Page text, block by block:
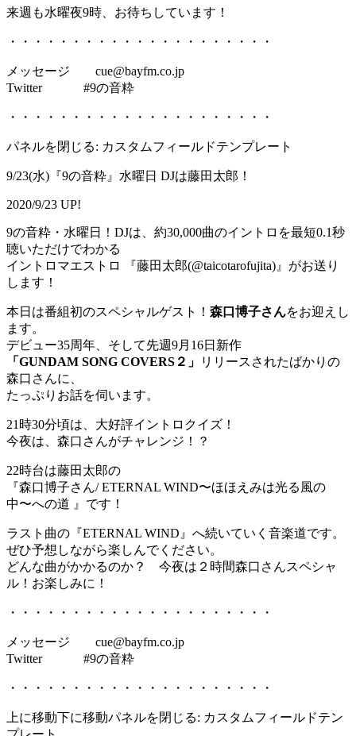
来週も水曜夜9時、お待ちしています！
・・・・・・・・・・・・・・・・・・・・・
メッセージ cue@bayfm.co.jp
Twitter #9の音粋
・・・・・・・・・・・・・・・・・・・・・
パネルを閉じる: カスタムフィールドテンプレート
9/23(水)『9の音粋』水曜日 DJは藤田太郎！
2020/9/23 UP!
9の音粋・水曜日！DJは、約30,000曲のイントロを最短0.1秒
聴いただけでわかる
イントロマエストロ 『藤田太郎(@taicotarofujita)』がお送り
します！
本日は番組初のスペシャルゲスト！ 森口博子さんをお迎えし
ます。
デビュー35周年、そして先週9月16日新作
「GUNDAM SONG COVERS２」
リリースされたばかりの
森口さんに、
たっぷりお話を伺います。
21時30分頃は、大好評イントロクイズ！
今夜は、森口さんがチャレンジ！？
22時台は藤田太郎の
『森口博子さん/ ETERNAL WIND〜ほほえみは光る風の
中〜への道 』です！
ラスト曲の『ETERNAL WIND』へ続いていく音楽道です。
ぜひ予想しながら楽しんでください。
どんな曲がかかるのか？ 今夜は２時間森口さんスペシャ
ル！お楽しみに！
・・・・・・・・・・・・・・・・・・・・・
メッセージ cue@bayfm.co.jp
Twitter #9の音粋
・・・・・・・・・・・・・・・・・・・・・
上に移動下に移動パネルを閉じる: カスタムフィールドテン